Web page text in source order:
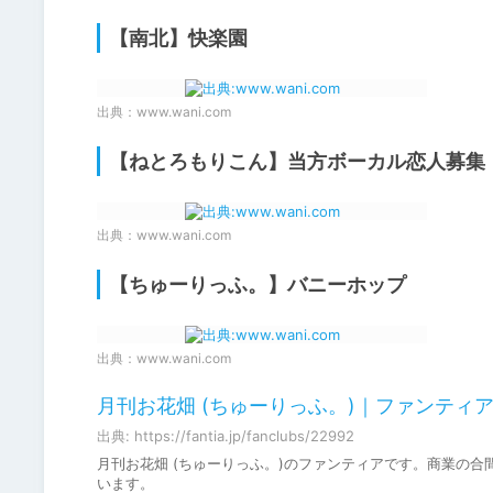
【南北】快楽園
出典： www.wani.com
【ねとろもりこん】当方ボーカル恋人募集
出典： www.wani.com
【ちゅーりっふ。】バニーホップ
出典： www.wani.com
月刊お花畑 (ちゅーりっふ。)｜ファンティ
出典: https://fantia.jp/fanclubs/22992
月刊お花畑 (ちゅーりっふ。)のファンティアです。商業の
います。